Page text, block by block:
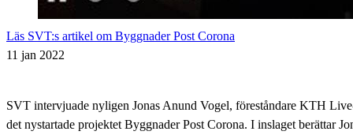
Läs SVT:s artikel om Byggnader Post Corona
11 jan 2022
SVT intervjuade nyligen Jonas Anund Vogel, föreståndare KTH
det nystartade projektet Byggnader Post Corona. I inslaget berättar